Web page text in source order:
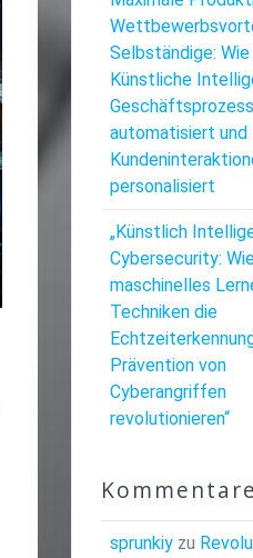
Selbständige: Wie
Künstliche
automatisiert und
personalisiert
„Künstlich
Cybersecurity:
maschinelles
Techniken die
Prävention von
Cyberangriffen
revolutionieren“
Kommentare
sprunkiyzu